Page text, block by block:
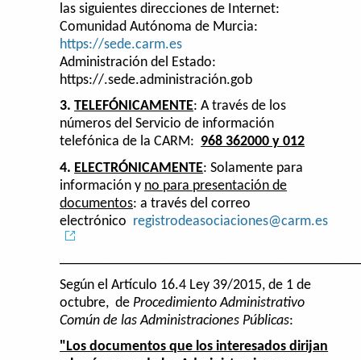
las siguientes direcciones de Internet:
Comunidad Autónoma de Murcia:
https://sede.carm.es
Administración del Estado:
https://.sede.administración.gob
3. TELEFÓNICAMENTE: A través de los
números del Servicio de información
telefónica de la CARM: 968 362000 y 012
4. ELECTRÓNICAMENTE: Solamente para
información y no para presentación de
documentos: a través del correo
electrónico registrodeasociaciones@carm.es
Según el Artículo 16.4 Ley 39/2015, de 1 de
octubre, de Procedimiento Administrativo
Común de las Administraciones Públicas:
"Los documentos que los interesados dirijan